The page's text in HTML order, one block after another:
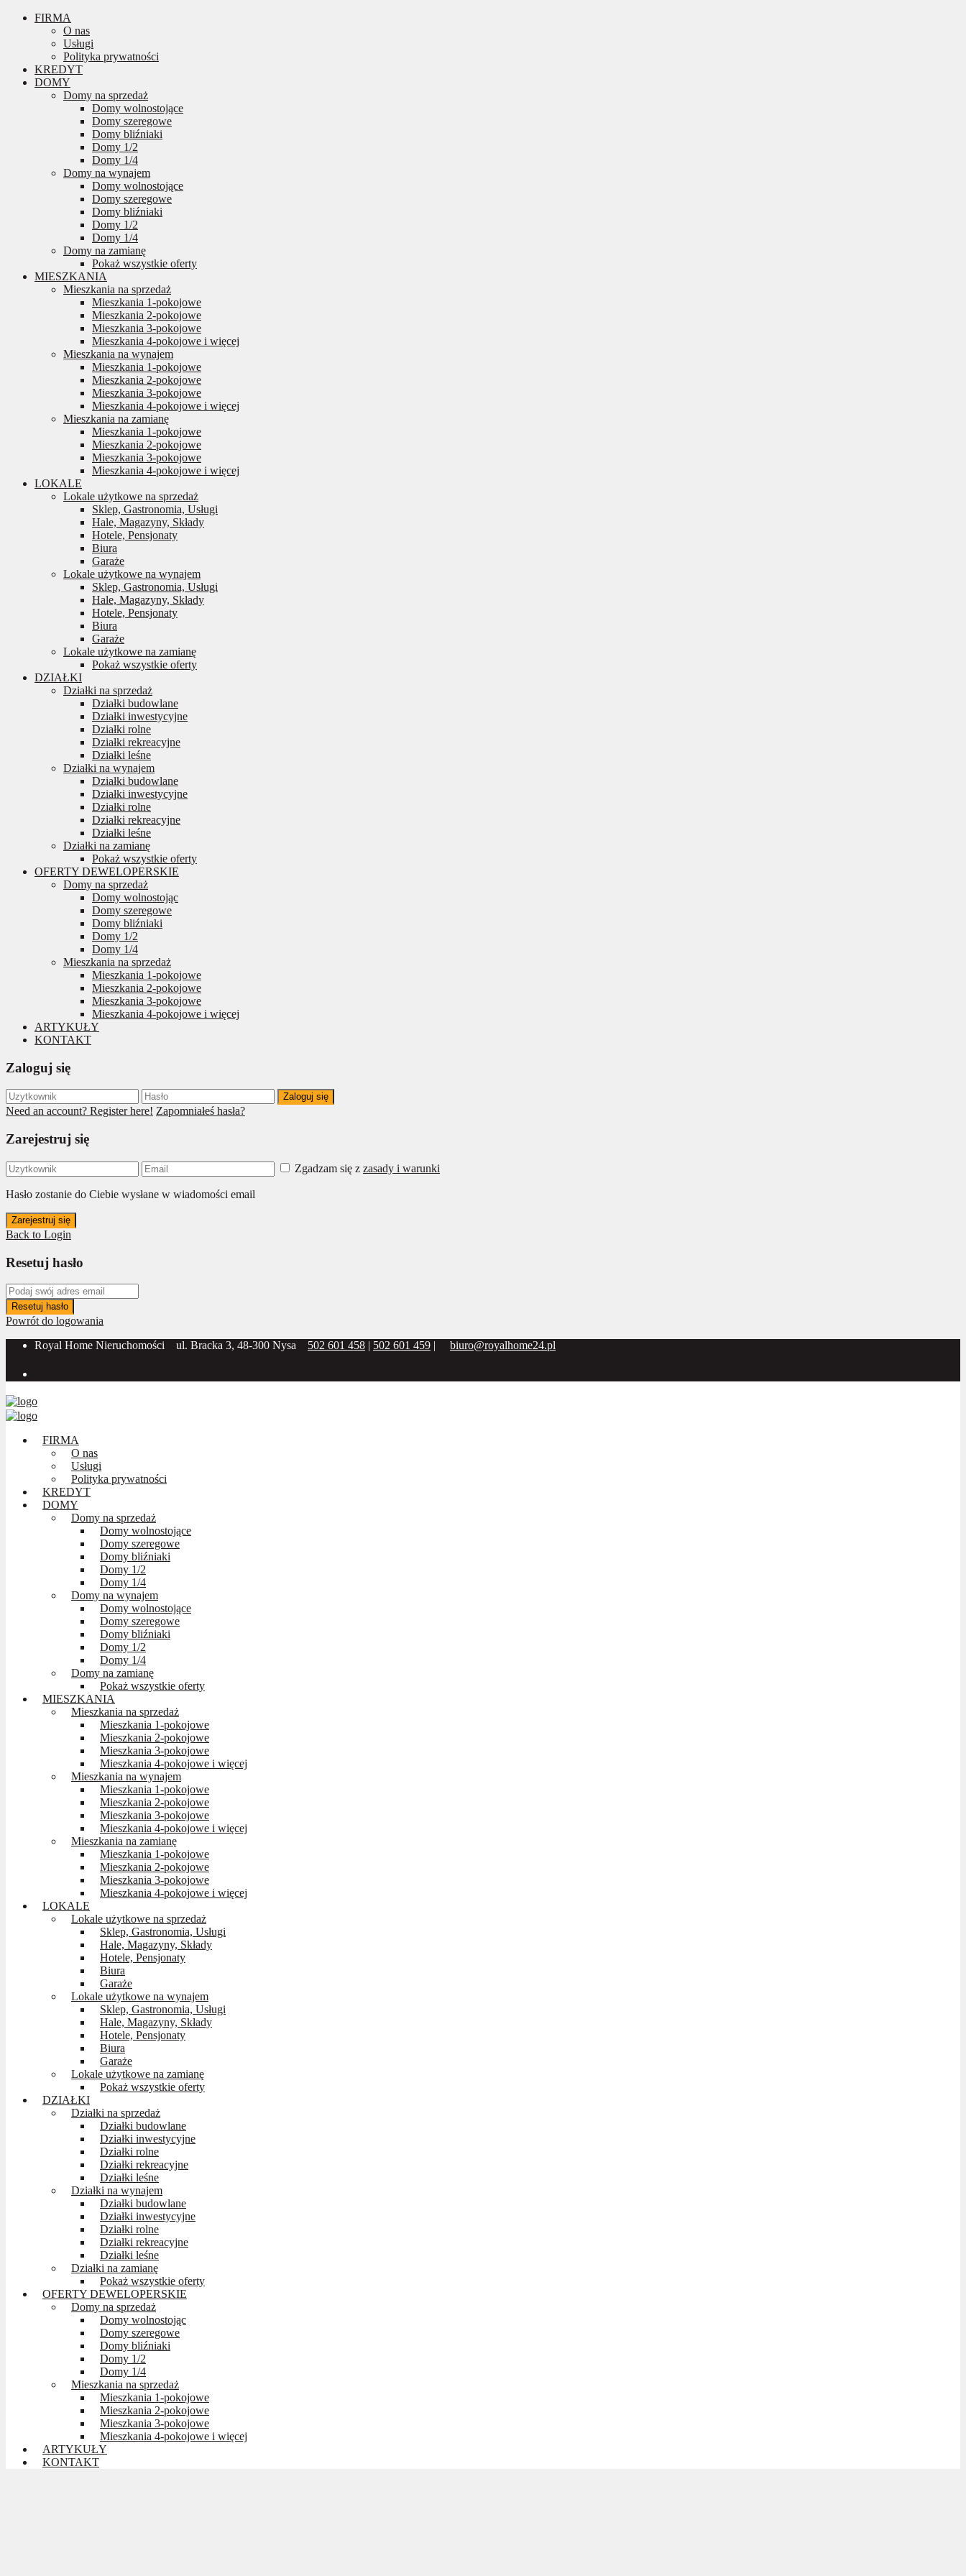
FIRMA
O nas
Usługi
Polityka prywatności
KREDYT
DOMY
Domy na sprzedaż
Domy wolnostojące
Domy szeregowe
Domy bliźniaki
Domy 1/2
Domy 1/4
Domy na wynajem
Domy wolnostojące
Domy szeregowe
Domy bliźniaki
Domy 1/2
Domy 1/4
Domy na zamianę
Pokaż wszystkie oferty
MIESZKANIA
Mieszkania na sprzedaż
Mieszkania 1-pokojowe
Mieszkania 2-pokojowe
Mieszkania 3-pokojowe
Mieszkania 4-pokojowe i więcej
Mieszkania na wynajem
Mieszkania 1-pokojowe
Mieszkania 2-pokojowe
Mieszkania 3-pokojowe
Mieszkania 4-pokojowe i więcej
Mieszkania na zamianę
Mieszkania 1-pokojowe
Mieszkania 2-pokojowe
Mieszkania 3-pokojowe
Mieszkania 4-pokojowe i więcej
LOKALE
Lokale użytkowe na sprzedaż
Sklep, Gastronomia, Usługi
Hale, Magazyny, Składy
Hotele, Pensjonaty
Biura
Garaże
Lokale użytkowe na wynajem
Sklep, Gastronomia, Usługi
Hale, Magazyny, Składy
Hotele, Pensjonaty
Biura
Garaże
Lokale użytkowe na zamianę
Pokaż wszystkie oferty
DZIAŁKI
Działki na sprzedaż
Działki budowlane
Działki inwestycyjne
Działki rolne
Działki rekreacyjne
Działki leśne
Działki na wynajem
Działki budowlane
Działki inwestycyjne
Działki rolne
Działki rekreacyjne
Działki leśne
Działki na zamianę
Pokaż wszystkie oferty
OFERTY DEWELOPERSKIE
Domy na sprzedaż
Domy wolnostojąc
Domy szeregowe
Domy bliźniaki
Domy 1/2
Domy 1/4
Mieszkania na sprzedaż
Mieszkania 1-pokojowe
Mieszkania 2-pokojowe
Mieszkania 3-pokojowe
Mieszkania 4-pokojowe i więcej
ARTYKUŁY
KONTAKT
Zaloguj się
Zaloguj się
Need an account? Register here! Zapomniałeś hasła?
Zarejestruj się
Zgadzam się z zasady i warunki
Hasło zostanie do Ciebie wysłane w wiadomości email
Zarejestruj się
Back to Login
Resetuj hasło
Resetuj hasło
Powrót do logowania
Royal Home Nieruchomości
ul. Bracka 3, 48-300 Nysa 502 601 458 | 502 601 459 | biuro@royalhome24.pl
FIRMA
O nas
Usługi
Polityka prywatności
KREDYT
DOMY
Domy na sprzedaż
Domy wolnostojące
Domy szeregowe
Domy bliźniaki
Domy 1/2
Domy 1/4
Domy na wynajem
Domy wolnostojące
Domy szeregowe
Domy bliźniaki
Domy 1/2
Domy 1/4
Domy na zamianę
Pokaż wszystkie oferty
MIESZKANIA
Mieszkania na sprzedaż
Mieszkania 1-pokojowe
Mieszkania 2-pokojowe
Mieszkania 3-pokojowe
Mieszkania 4-pokojowe i więcej
Mieszkania na wynajem
Mieszkania 1-pokojowe
Mieszkania 2-pokojowe
Mieszkania 3-pokojowe
Mieszkania 4-pokojowe i więcej
Mieszkania na zamianę
Mieszkania 1-pokojowe
Mieszkania 2-pokojowe
Mieszkania 3-pokojowe
Mieszkania 4-pokojowe i więcej
LOKALE
Lokale użytkowe na sprzedaż
Sklep, Gastronomia, Usługi
Hale, Magazyny, Składy
Hotele, Pensjonaty
Biura
Garaże
Lokale użytkowe na wynajem
Sklep, Gastronomia, Usługi
Hale, Magazyny, Składy
Hotele, Pensjonaty
Biura
Garaże
Lokale użytkowe na zamianę
Pokaż wszystkie oferty
DZIAŁKI
Działki na sprzedaż
Działki budowlane
Działki inwestycyjne
Działki rolne
Działki rekreacyjne
Działki leśne
Działki na wynajem
Działki budowlane
Działki inwestycyjne
Działki rolne
Działki rekreacyjne
Działki leśne
Działki na zamianę
Pokaż wszystkie oferty
OFERTY DEWELOPERSKIE
Domy na sprzedaż
Domy wolnostojąc
Domy szeregowe
Domy bliźniaki
Domy 1/2
Domy 1/4
Mieszkania na sprzedaż
Mieszkania 1-pokojowe
Mieszkania 2-pokojowe
Mieszkania 3-pokojowe
Mieszkania 4-pokojowe i więcej
ARTYKUŁY
KONTAKT